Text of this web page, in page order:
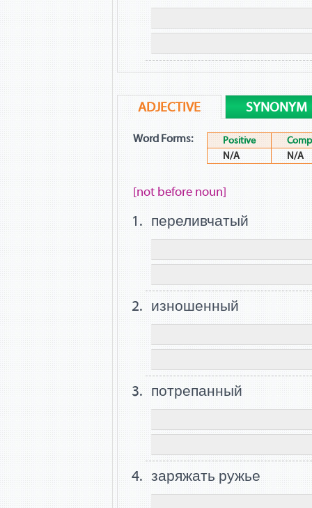
ADJECTIVE SYNONYM
Word Forms: Positive
N/A
N/A
[not before noun]
переливчатый
изношенный
потрепанный
заряжать ружье